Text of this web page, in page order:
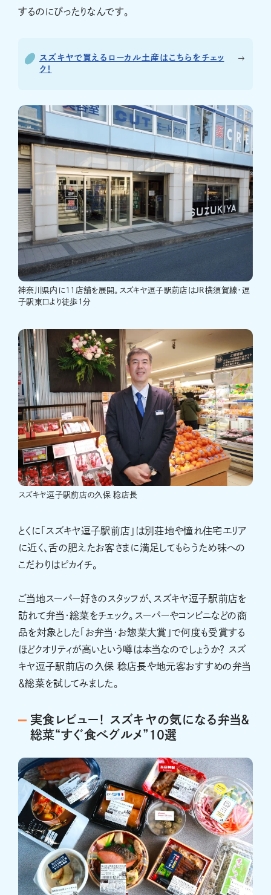
するのにぴったりなんです。
スズキヤで買えるローカル土産はこちらをチェッ
ク！
神奈川県内に11店舗を展開。スズキヤ逗子駅前店はJR横須賀線・逗
子駅東口より徒歩1分
スズキヤ逗子駅前店の久保 稔店長
とくに「スズキヤ逗子駅前店」は別荘地や憧れ住宅エリア
に近く、舌の肥えたお客さまに満足してもらうため味への
こだわりはピカイチ。
ご当地スーパー好きのスタッフが、スズキヤ逗子駅前店を
訪れて弁当・総菜をチェック。スーパーやコンビニなどの商
品を対象とした「お弁当・お惣菜大賞」で何度も受賞する
ほどクオリティが高いという噂は本当なのでしょうか？ スズ
キヤ逗子駅前店の久保 稔店長や地元客おすすめの弁当
＆総菜を試してみました。
実食レビュー！ スズキヤの気になる弁当＆
総菜“すぐ食べグルメ”10選